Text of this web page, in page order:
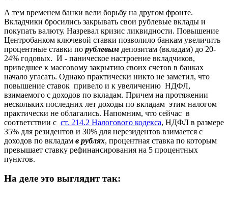
А тем временем банки вели борьбу на другом фронте.
Вкладчики бросились закрывать свои рублевые вклады и
покупать валюту. Назревал кризис ликвидности. Повышение
Центробанком ключевой ставки позволило банкам увеличить
процентные ставки по рублевым депозитам (вкладам) до 20-
24% годовых. И - паническое настроение вкладчиков,
приведшее к массовому закрытию своих счетов в банках
начало угасать. Однако практически никто не заметил, что
повышение ставок привело и к увеличению НДФЛ,
взимаемого с доходов по вкладам. Причем на протяжении
нескольких последних лет доходы по вкладам этим налогом
практически не облагались. Напомним, что сейчас в
соответствии с ст. 214.2 Налогового кодекса, НДФЛ в размере
35% для резидентов и 30% для нерезидентов взимается с
доходов по вкладам в рублях, процентная ставка по которым
превышает ставку рефинансирования на 5 процентных
пунктов.
На деле это выглядит так: